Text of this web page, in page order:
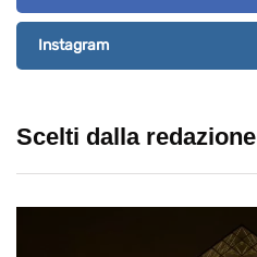
Instagram
Scelti dalla redazione